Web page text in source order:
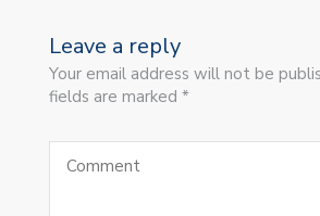
Leave a reply
Your email address will not be
fields are marked *